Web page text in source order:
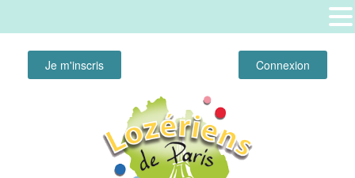
Connexion
Je m'inscris